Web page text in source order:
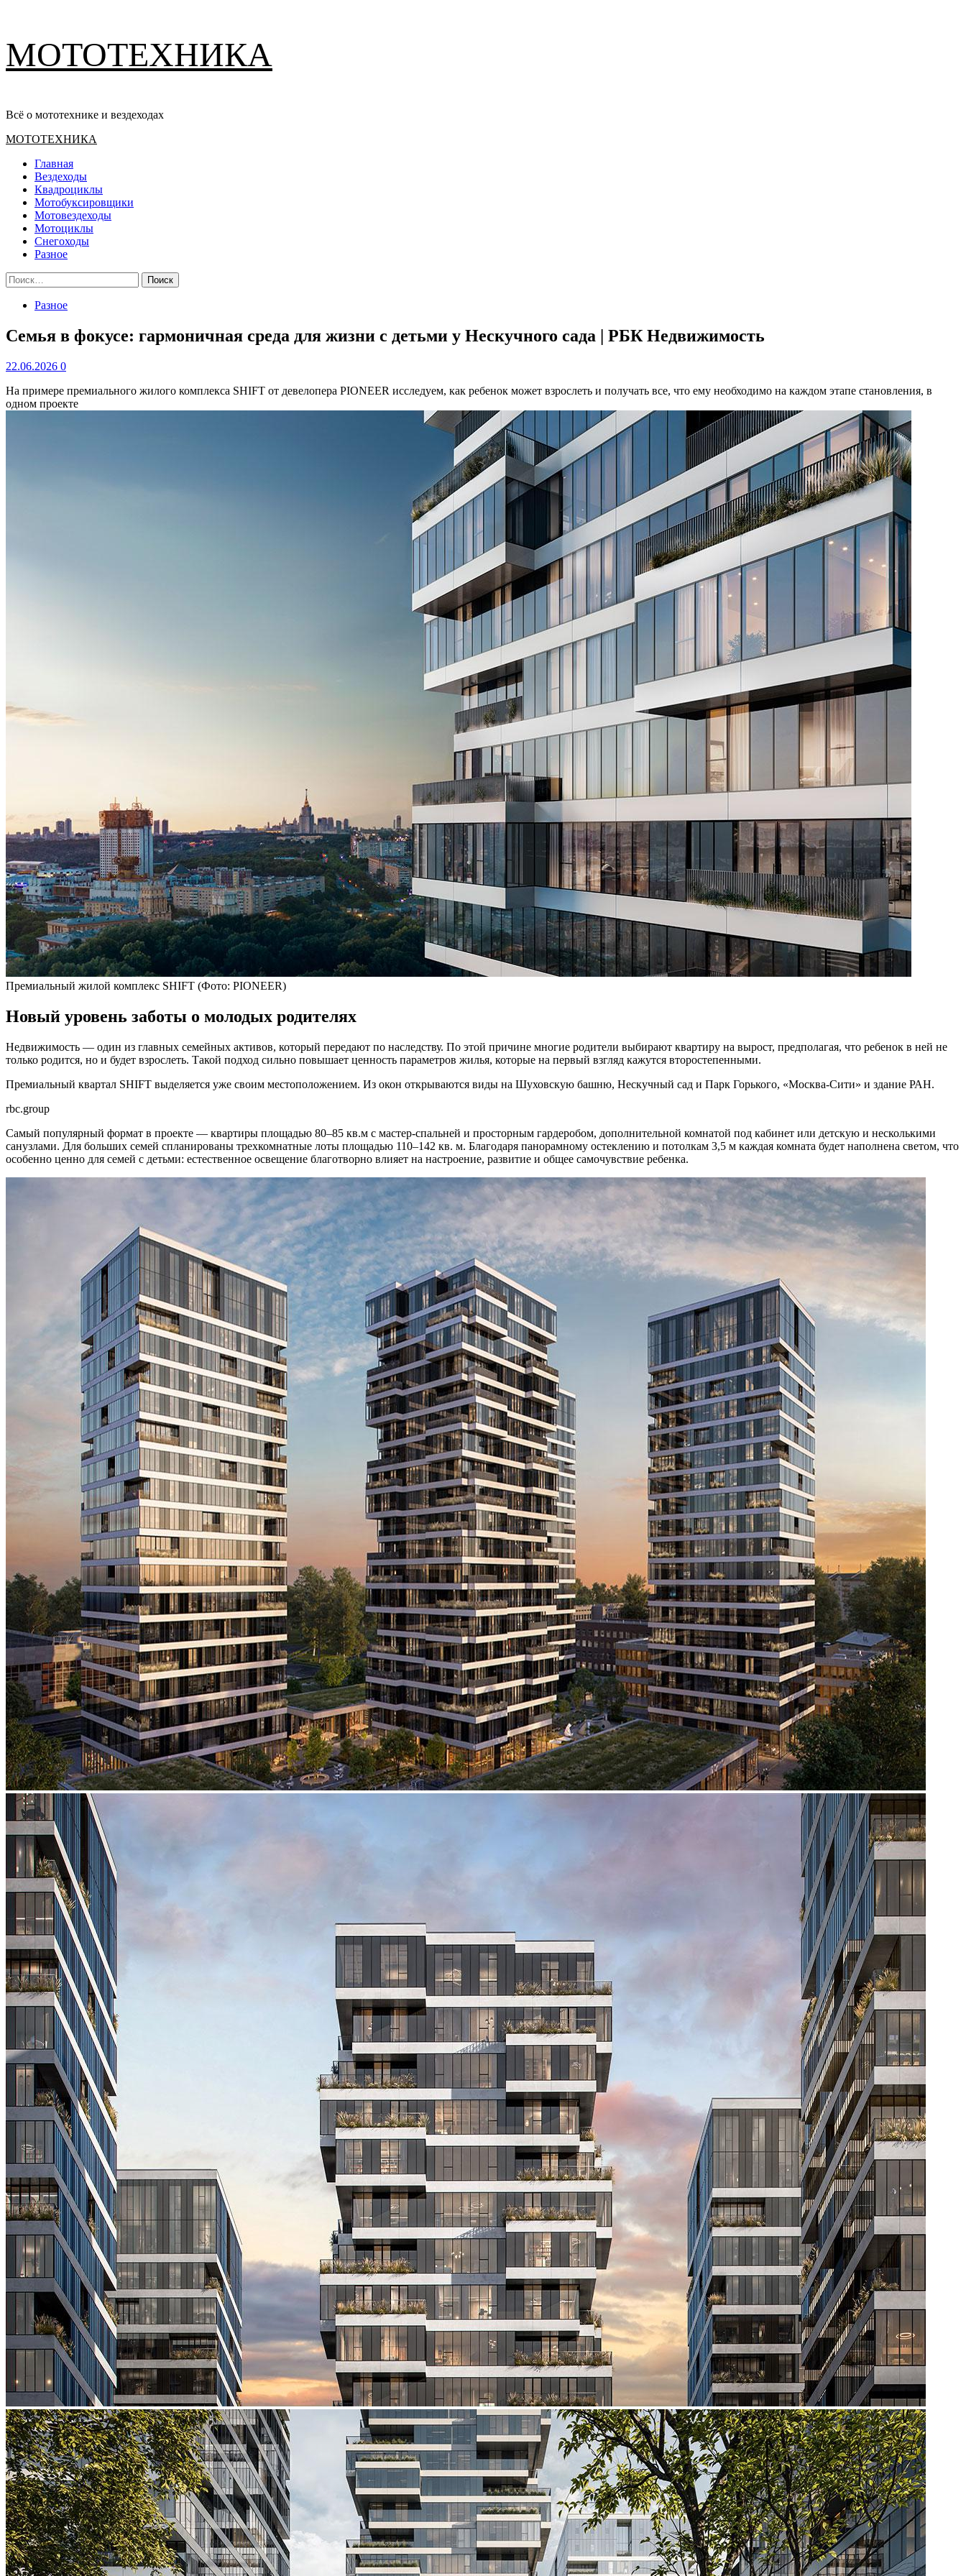
содержимому
МОТОТЕХНИКА
Всё о мототехнике и вездеходах
Основное
МОТОТЕХНИКА
Главная
Вездеходы
Квадроциклы
Мотобуксировщики
Мотовездеходы
Мотоциклы
Снегоходы
Разное
Найти:
Разное
Семья в фокусе: гармоничная среда для жизни с детьми у Нескучного сада | РБК Недвижимость
22.06.2026 0
На примере премиального жилого комплекса SHIFT от девелопера PIONEER исследуем, как ребенок может взрослеть и получать все, что ему необходимо на каждом этапе становления, в
одном проекте
Премиальный жилой комплекс SHIFT (Фото: PIONEER)
Новый уровень заботы о молодых родителях
Недвижимость — один из главных семейных активов, который передают по наследству. По этой причине многие родители выбирают квартиру на вырост, предполагая, что ребенок в ней не
только родится, но и будет взрослеть. Такой подход сильно повышает ценность параметров жилья, которые на первый взгляд кажутся второстепенными.
Премиальный квартал SHIFT выделяется уже своим местоположением. Из окон открываются виды на Шуховскую башню, Нескучный сад и Парк Горького, «Москва-Сити» и здание РАН.
rbc.group
Самый популярный формат в проекте — квартиры площадью 80–85 кв.м с мастер-спальней и просторным гардеробом, дополнительной комнатой под кабинет или детскую и несколькими
санузлами. Для больших семей спланированы трехкомнатные лоты площадью 110–142 кв. м. Благодаря панорамному остеклению и потолкам 3,5 м каждая комната будет наполнена светом, что
особенно ценно для семей с детьми: естественное освещение благотворно влияет на настроение, развитие и общее самочувствие ребенка.